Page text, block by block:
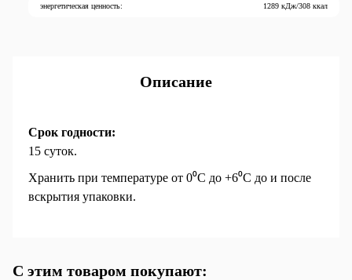
энергетическая ценность: 1289 кДж/308 ккал
Описание
Срок годности:
15 суток.
Хранить при температуре от 0⁰С до +6⁰С до и после
вскрытия упаковки.
С этим товаром покупают: